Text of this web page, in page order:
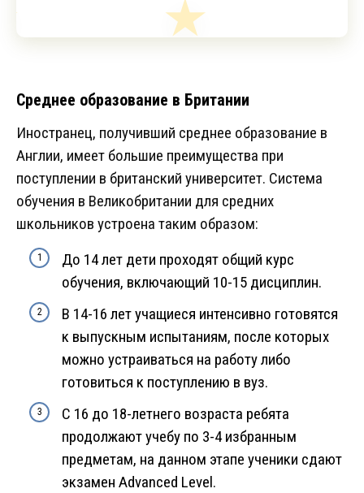
Среднее образование в Британии
Иностранец, получивший среднее образование в
Англии, имеет большие преимущества при
поступлении в британский университет. Система
обучения в Великобритании для средних
школьников устроена таким образом:
До 14 лет дети проходят общий курс
обучения, включающий 10-15 дисциплин.
В 14-16 лет учащиеся интенсивно готовятся
к выпускным испытаниям, после которых
можно устраиваться на работу либо
готовиться к поступлению в вуз.
С 16 до 18-летнего возраста ребята
продолжают учебу по 3-4 избранным
предметам, на данном этапе ученики сдают
экзамен Advanced Level.